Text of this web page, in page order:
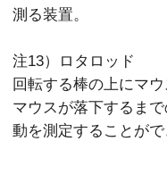
測る装置。
注13）ロタロッド
回転する棒の上にマ
マウスが落下するま
動を測定することがで